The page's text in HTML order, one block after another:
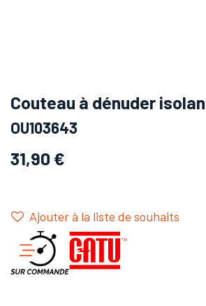
Couteau à dénuder
OU103643
31,90 €
Ajouter à la liste de souhaits